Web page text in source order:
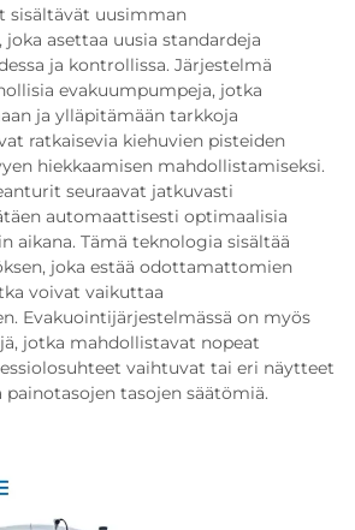
sisältävät uusimman
asettaa uusia standardeja
ja kontrollissa. Järjestelmä
evakuumpumpeja, jotka
ja ylläpitämään tarkkoja
ratkaisevia kiehuvien pisteiden
hiekkaamisen mahdollistamiseksi.
seuraavat jatkuvasti
automaattisesti optimaalisia
aikana. Tämä teknologia sisältää
joka estää odottamattomien
voivat vaikuttaa
Evakuointijärjestelmässä on myös
jotka mahdollistavat nopeat
vaihtuvat tai eri näytteet
tasojen säätömiä.